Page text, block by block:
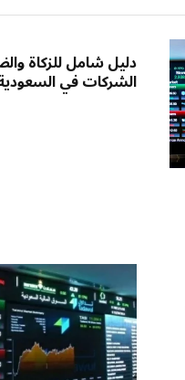
دليل شامل للزكاة
الشركات في